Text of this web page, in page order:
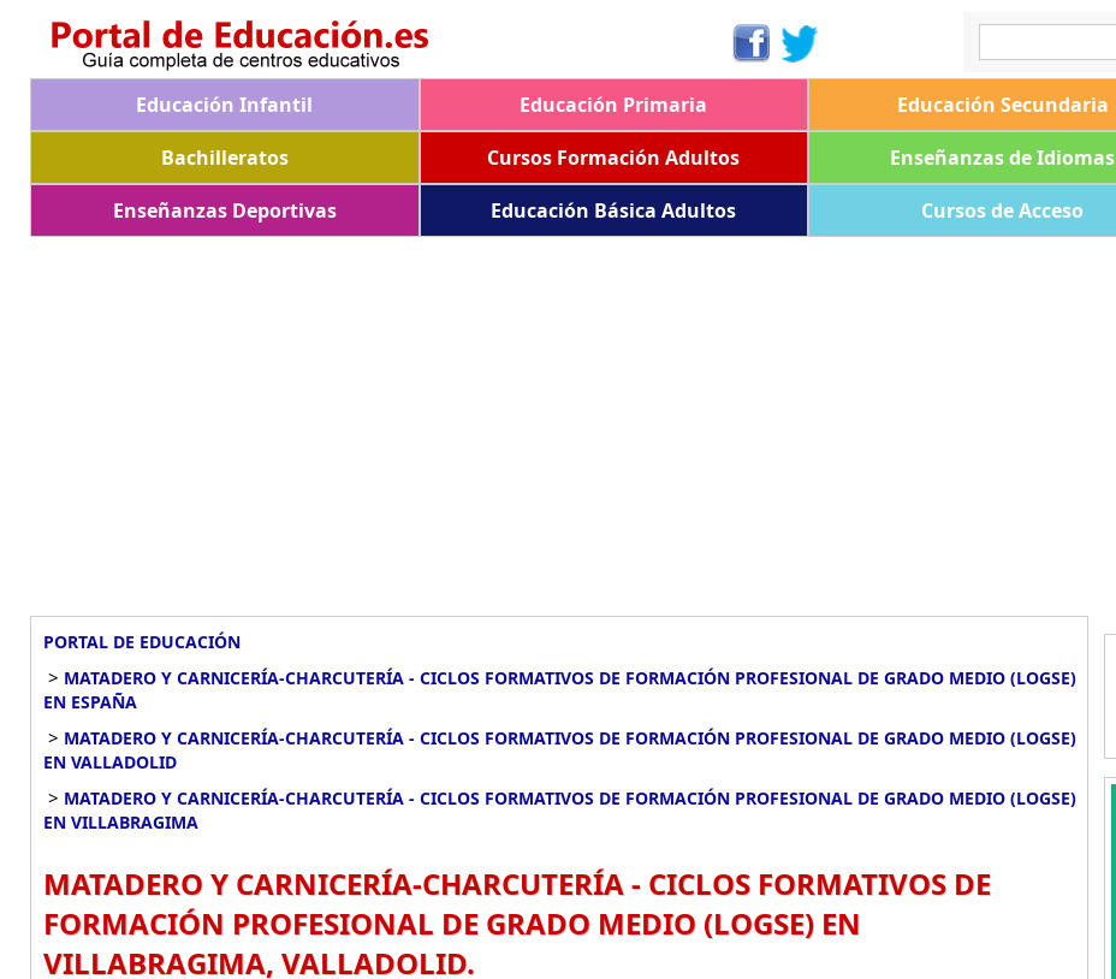
Educación Infantil Educación Primaria Educación Secundaria
Bachilleratos
Cursos Formación Adultos Enseñanzas de Idiomas
Enseñanzas Deportivas
Educación Básica Adultos Cursos de Acceso
PORTAL DE EDUCACIÓN
> MATADERO Y CARNICERÍA-CHARCUTERÍA - CICLOS FORMATIVOS DE FORMACIÓN PROFESIONAL DE GRADO MEDIO (LOGSE)
EN ESPAÑA
> MATADERO Y CARNICERÍA-CHARCUTERÍA - CICLOS FORMATIVOS DE FORMACIÓN PROFESIONAL DE GRADO MEDIO (LOGSE)
EN VALLADOLID
> MATADERO Y CARNICERÍA-CHARCUTERÍA - CICLOS FORMATIVOS DE FORMACIÓN PROFESIONAL DE GRADO MEDIO (LOGSE)
EN VILLABRAGIMA
MATADERO Y CARNICERÍA-CHARCUTERÍA - CICLOS FORMATIVOS DE
FORMACIÓN PROFESIONAL DE GRADO MEDIO (LOGSE) EN
VILLABRAGIMA, VALLADOLID.